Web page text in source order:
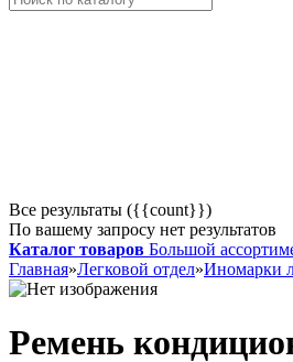
Все результаты ({{count}})
По вашему запросу нет результатов
Каталог товаров Большой
Главная»Легковой отдел»Иномарки
Ремень